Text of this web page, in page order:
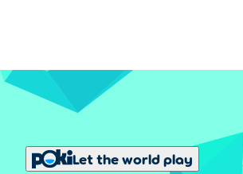
Let the world play